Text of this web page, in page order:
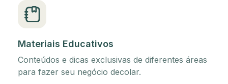
Materiais Educativos
Conteúdos e dicas exclusivas de diferentes áreas
para fazer seu negócio decolar.